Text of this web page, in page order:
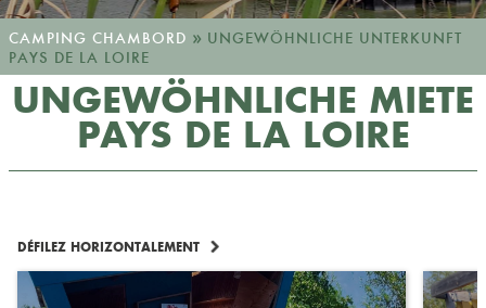
CAMPING CHAMBORD » UNGEWÖHNLICHE UNTERKUNFT
PAYS DE LA LOIRE
UNGEWÖHNLICHE MIETE
PAYS DE LA LOIRE
DÉFILEZ HORIZONTALEMENT